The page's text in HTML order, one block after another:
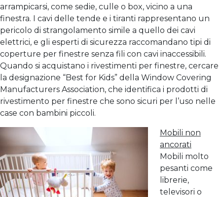
arrampicarsi, come sedie, culle o box, vicino a una
finestra. I cavi delle tende e i tiranti rappresentano un
pericolo di strangolamento simile a quello dei cavi
elettrici, e gli esperti di sicurezza raccomandano tipi di
coperture per finestre senza fili con cavi inaccessibili.
Quando si acquistano i rivestimenti per finestre, cercare
la designazione “Best for Kids” della Window Covering
Manufacturers Association, che identifica i prodotti di
rivestimento per finestre che sono sicuri per l’uso nelle
case con bambini piccoli.
Mobili non
ancorati
Mobili molto
pesanti come
librerie,
televisori o